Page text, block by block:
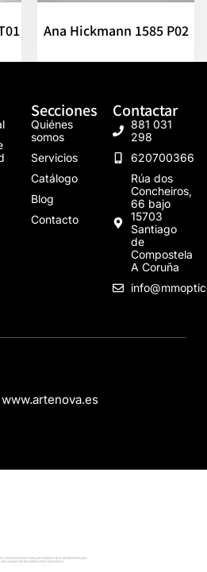
Ana Hickmann 1585 P02
Secciones
Quiénes
somos
Servicios
Catálogo
Blog
Contacto
Contactar
881 031
298
620700366
Rúa dos
Concheiros,
66 bajo
15703
Santiago
de
Compostela
A Coruña